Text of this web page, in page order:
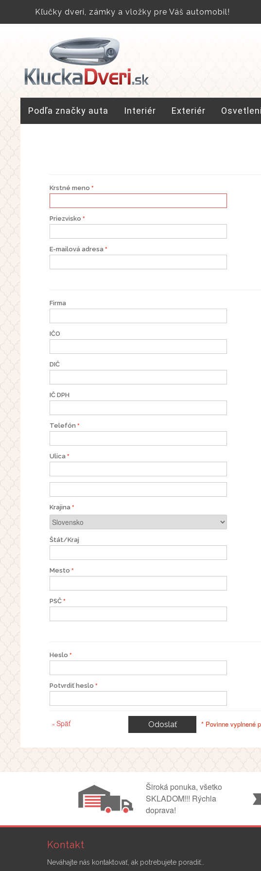
Kľučky dverí, zámky a vložky pre Váš automobil!
Podľa značky auta Interiér Exteriér
Krstné meno
Priezvisko
E-mailová adresa
Firma
IČO
DIČ
IČ DPH
Telefón
Ulica
Krajina
Štát/Kraj
Mesto
PSČ
Heslo
Potvrdiť heslo
* Povinne vyplnené
« Späť Odoslať
Široká ponuka, všetko
SKLADOM!!! Rýchla
doprava!
Kontakt
Neváhajte nás kontaktovať, ak potrebujete poradiť..